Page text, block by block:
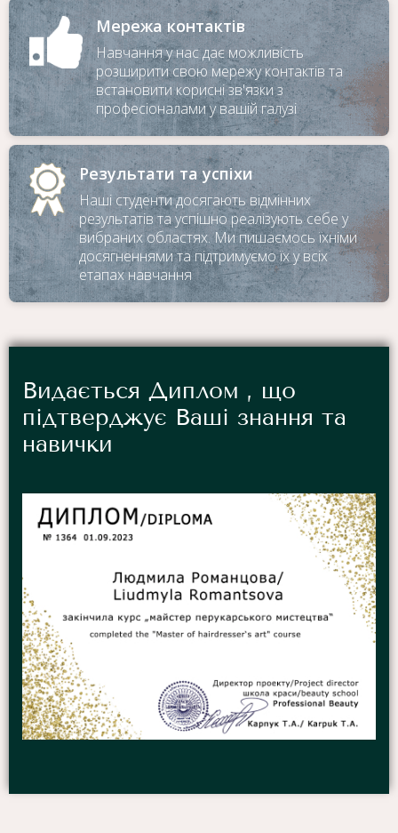
Мережа контактів
Навчання у нас дає можливість
розширити свою мережу контактів та
встановити корисні зв'язки з
професіоналами у вашій галузі
Результати та успіхи
Наші студенти досягають відмінних
результатів та успішно реалізують себе у
вибраних областях. Ми пишаємось їхніми
досягненнями та підтримуємо їх у всіх
етапах навчання
Видається Диплом , що
підтверджує Ваші знання та
навички